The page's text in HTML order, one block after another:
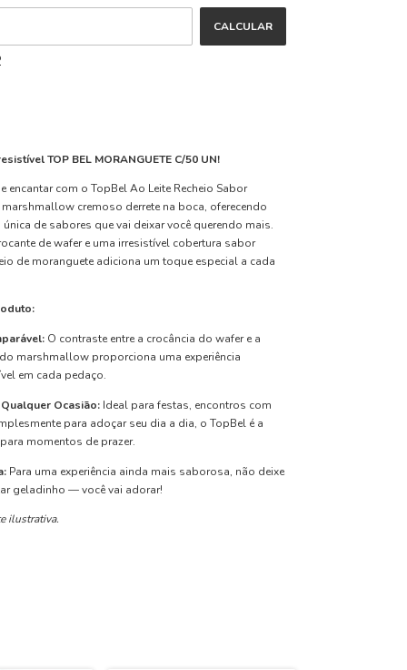
CALCULAR
TOP BEL MORANGUETE C/50 UN!
encantar com o TopBel Ao Leite Recheio Sabor
marshmallow cremoso derrete na boca, oferecendo
de sabores que vai deixar você querendo mais.
de wafer e uma irresistível cobertura sabor
de moranguete adiciona um toque especial a cada
O contraste entre a crocância do wafer e a
marshmallow proporciona uma experiência
em cada pedaço.
Ocasião: Ideal para festas, encontros com
para adoçar seu dia a dia, o TopBel é a
momentos de prazer.
Para uma experiência ainda mais saborosa, não deixe
geladinho — você vai adorar!
ilustrativa.